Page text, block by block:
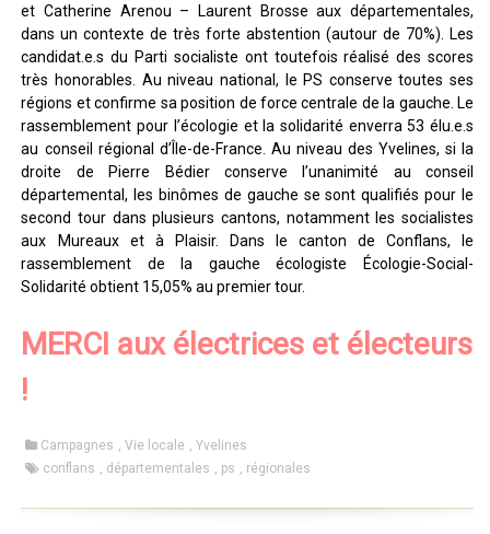
et Catherine Arenou – Laurent Brosse aux départementales,
dans un contexte de très forte abstention (autour de 70%). Les
candidat.e.s du Parti socialiste ont toutefois réalisé des scores
très honorables. Au niveau national, le PS conserve toutes ses
régions et confirme sa position de force centrale de la gauche. Le
rassemblement pour l’écologie et la solidarité enverra 53 élu.e.s
au conseil régional d’Île-de-France. Au niveau des Yvelines, si la
droite de Pierre Bédier conserve l’unanimité au conseil
départemental, les binômes de gauche se sont qualifiés pour le
second tour dans plusieurs cantons, notamment les socialistes
aux Mureaux et à Plaisir. Dans le canton de Conflans, le
rassemblement de la gauche écologiste Écologie-Social-
Solidarité obtient 15,05% au premier tour.
MERCI aux électrices et électeurs
!
Campagnes ,Vie locale ,Yvelines
conflans , départementales , ps , régionales